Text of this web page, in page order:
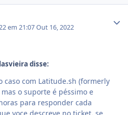
em 21:07Out 16, 2022
disse:
caso com Latitude.sh (formerly
o suporte é péssimo e
para responder cada